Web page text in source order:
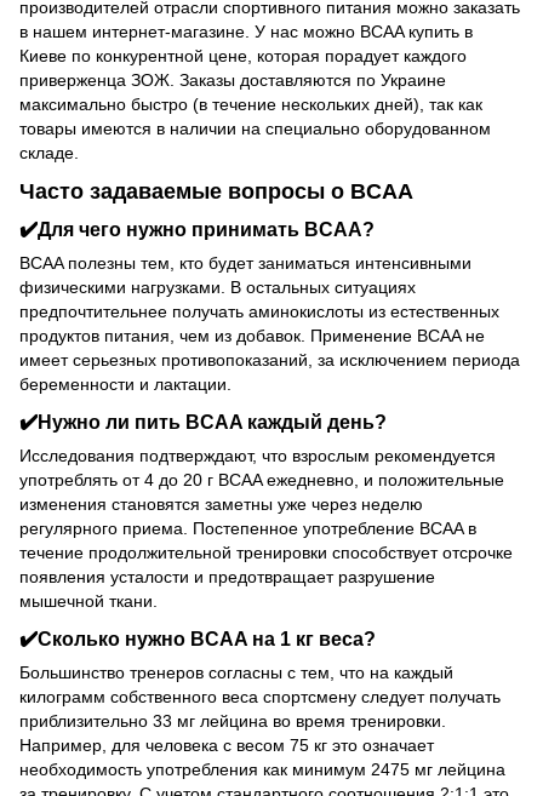
производителей отрасли спортивного питания можно заказать
в нашем интернет-магазине. У нас можно BCAA купить в
Киеве по конкурентной цене, которая порадует каждого
приверженца ЗОЖ. Заказы доставляются по Украине
максимально быстро (в течение нескольких дней), так как
товары имеются в наличии на специально оборудованном
складе.
Часто задаваемые вопросы о BCAA
✔️Для чего нужно принимать BCAA?
BCAA полезны тем, кто будет заниматься интенсивными
физическими нагрузками. В остальных ситуациях
предпочтительнее получать аминокислоты из естественных
продуктов питания, чем из добавок. Применение BCAA не
имеет серьезных противопоказаний, за исключением периода
беременности и лактации.
✔️Нужно ли пить BCAA каждый день?
Исследования подтверждают, что взрослым рекомендуется
употреблять от 4 до 20 г BCAA ежедневно, и положительные
изменения становятся заметны уже через неделю
регулярного приема. Постепенное употребление BCAA в
течение продолжительной тренировки способствует отсрочке
появления усталости и предотвращает разрушение
мышечной ткани.
✔️Сколько нужно BCAA на 1 кг веса?
Большинство тренеров согласны с тем, что на каждый
килограмм собственного веса спортсмену следует получать
приблизительно 33 мг лейцина во время тренировки.
Например, для человека с весом 75 кг это означает
необходимость употребления как минимум 2475 мг лейцина